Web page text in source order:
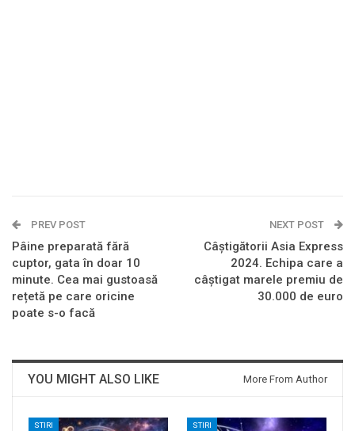
PREV POST
Pâine preparată fără
cuptor, gata în doar 10
minute. Cea mai gustoasă
rețetă pe care oricine
poate s-o facă
NEXT POST
Câștigătorii Asia Express
2024. Echipa care a
câștigat marele premiu de
30.000 de euro
YOU MIGHT ALSO LIKE More From Author
STIRI STIRI